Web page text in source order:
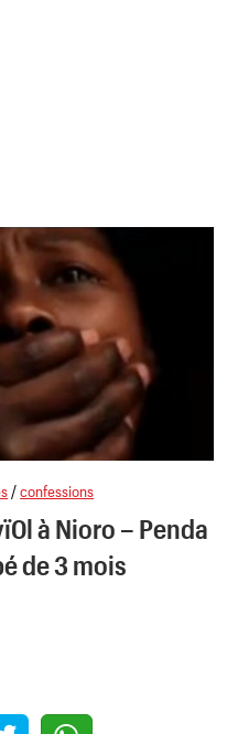
/confessions
à Nioro – Penda
de 3 mois